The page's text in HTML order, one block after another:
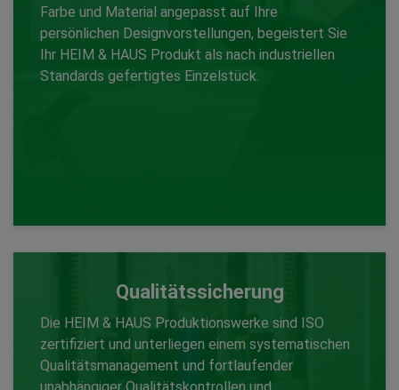
Farbe und Material angepasst auf Ihre
persönlichen Designvorstellungen, begeistert Sie
Ihr HEIM & HAUS Produkt als nach industriellen
Standards gefertigtes Einzelstück.
Zurück
Qualitätssicherung
Die HEIM & HAUS Produktionswerke sind ISO
zertifiziert und unterliegen einem systematischen
Qualitätsmanagement und fortlaufender